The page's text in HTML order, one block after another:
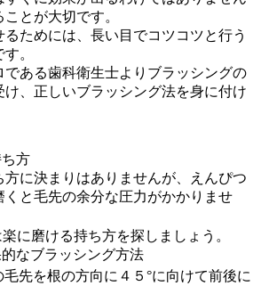
ことが大切です。
るためには、長い目でコツコツと行う
。
である歯科衛生士よりブラッシングの
、 正しいブラッシング法を身に付け
方
方に決まりはありませんが、えんぴつ
くと毛先の余分な圧力がかかりませ
に磨ける持ち方を探しましょう。
なブラッシング方法
先を根の方向に４５°に向けて前後に